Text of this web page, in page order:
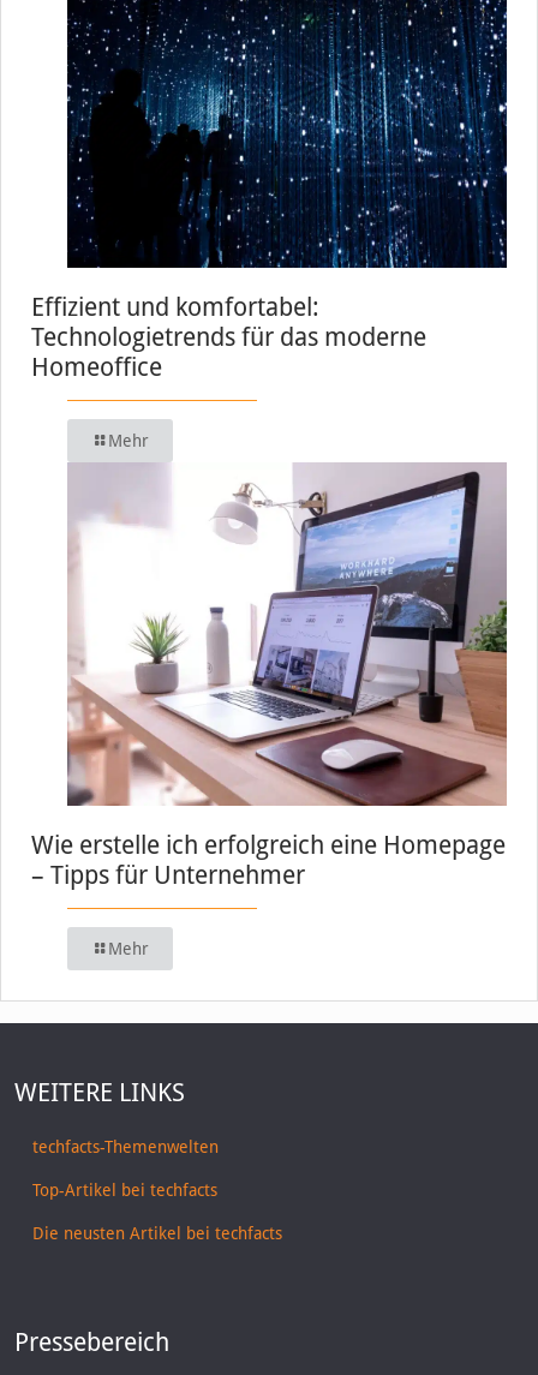
Effizient und komfortabel:
Technologietrends für das moderne
Homeoffice
Mehr
Wie erstelle ich erfolgreich eine Homepage
– Tipps für Unternehmer
Mehr
WEITERE LINKS
techfacts-Themenwelten
Top-Artikel bei techfacts
Die neusten Artikel bei techfacts
Pressebereich